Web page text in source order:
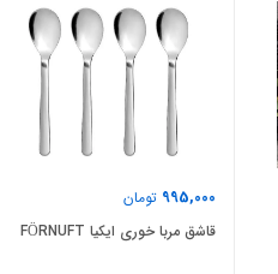
995,000 تومان
قاشق مربا خوری ایکیا FÖRNUFT